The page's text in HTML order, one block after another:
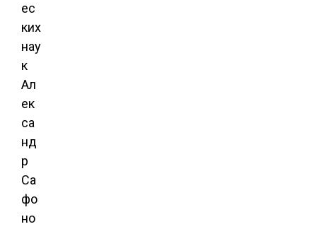
ес
ких
нау
к
Ал
ек
са
нд
р
Са
фо
но